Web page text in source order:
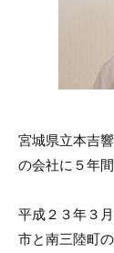
宮城県立本吉
の会社に５年間
平成２３年３
市と南三陸町